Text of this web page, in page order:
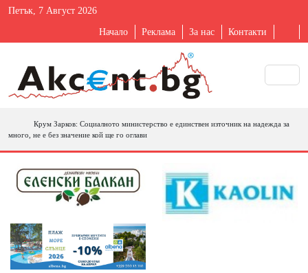
Петък, 7 Август 2026
Начало Реклама За нас Контакти
Крум Зарков: Социалното министерство е единствен източник на надежда за
много, не е без значение кой ще го оглави